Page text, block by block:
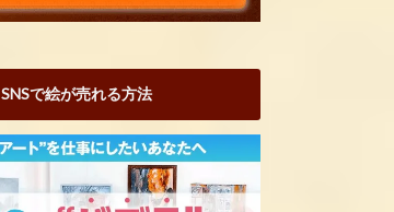
SNSで絵が売れる方法